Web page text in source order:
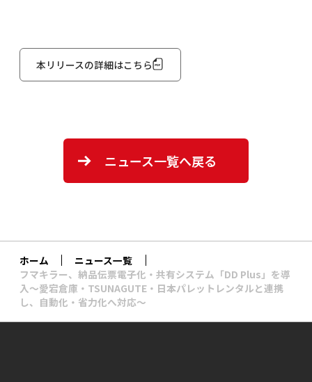
本リリースの詳細はこちら
ニュース一覧へ戻る
ホーム
ニュース一覧
フマキラー、納品伝票電子化・共有システム「DD Plus」を導
入～愛宕倉庫・TSUNAGUTE・日本パレットレンタルと連携
し、自動化・省力化へ対応～